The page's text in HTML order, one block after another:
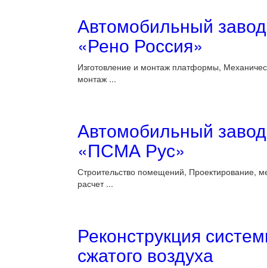
Автомобильный завод
«Рено Россия»
Изготовление и монтаж платформы,
монтаж ...
Автомобильный завод
«ПСМА Рус»
Строительство помещений, Проектирование,
расчет ...
Реконструкция
сжатого воздуха